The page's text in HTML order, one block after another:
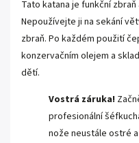
Tato katana je funkční
Nepoužívejte ji na sekání
zbraň. Po každém použití
konzervačním olejem a
dětí.
Vostrá záruka!
profesionální
nože neustále ostré